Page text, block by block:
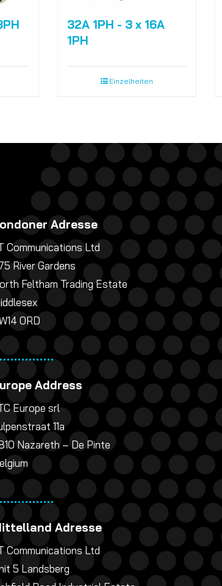
32A 1PH - 3 x 16A
1PH
Einzelheiten
Adresse
Communications Ltd
River Gardens
Feltham Trading Estate
0RD
Address
Europe srl
11a
Nazareth – De Pinte
Adresse
Communications Ltd
5 Landsberg